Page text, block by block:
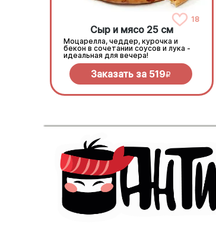
18
Сыр и мясо 25 см
Моцарелла, чеддер, курочка и
бекон в сочетании соусов и лука -
идеальная для вечера!
Заказать за 519R